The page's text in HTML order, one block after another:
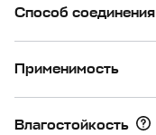
Способ соединения
Применимость
Влагостойкость